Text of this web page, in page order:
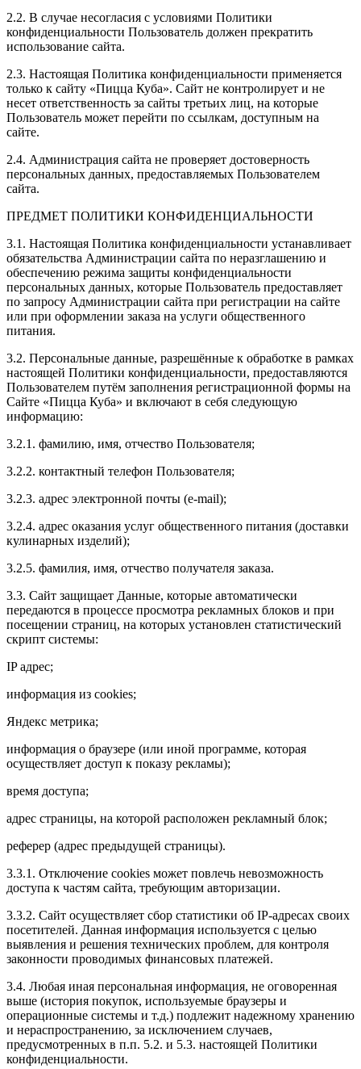
2.2. В случае несогласия с условиями Политики
конфиденциальности Пользователь должен прекратить
использование сайта.
2.3. Настоящая Политика конфиденциальности применяется
только к сайту «Пицца Куба». Сайт не контролирует и не
несет ответственность за сайты третьих лиц, на которые
Пользователь может перейти по ссылкам, доступным на
сайте.
2.4. Администрация сайта не проверяет достоверность
персональных данных, предоставляемых Пользователем
сайта.
ПРЕДМЕТ ПОЛИТИКИ КОНФИДЕНЦИАЛЬНОСТИ
3.1. Настоящая Политика конфиденциальности устанавливает
обязательства Администрации сайта по неразглашению и
обеспечению режима защиты конфиденциальности
персональных данных, которые Пользователь предоставляет
по запросу Администрации сайта при регистрации на сайте
или при оформлении заказа на услуги общественного
питания.
3.2. Персональные данные, разрешённые к обработке в рамках
настоящей Политики конфиденциальности, предоставляются
Пользователем путём заполнения регистрационной формы на
Сайте «Пицца Куба» и включают в себя следующую
информацию:
3.2.1. фамилию, имя, отчество Пользователя;
3.2.2. контактный телефон Пользователя;
3.2.3. адрес электронной почты (e-mail);
3.2.4. адрес оказания услуг общественного питания (доставки
кулинарных изделий);
3.2.5. фамилия, имя, отчество получателя заказа.
3.3. Сайт защищает Данные, которые автоматически
передаются в процессе просмотра рекламных блоков и при
посещении страниц, на которых установлен статистический
скрипт системы:
IP адрес;
информация из cookies;
Яндекс метрика;
информация о браузере (или иной программе, которая
осуществляет доступ к показу рекламы);
время доступа;
адрес страницы, на которой расположен рекламный блок;
реферер (адрес предыдущей страницы).
3.3.1. Отключение cookies может повлечь невозможность
доступа к частям сайта, требующим авторизации.
3.3.2. Сайт осуществляет сбор статистики об IP-адресах своих
посетителей. Данная информация используется с целью
выявления и решения технических проблем, для контроля
законности проводимых финансовых платежей.
3.4. Любая иная персональная информация, не оговоренная
выше (история покупок, используемые браузеры и
операционные системы и т.д.) подлежит надежному хранению
и нераспространению, за исключением случаев,
предусмотренных в п.п. 5.2. и 5.3. настоящей Политики
конфиденциальности.